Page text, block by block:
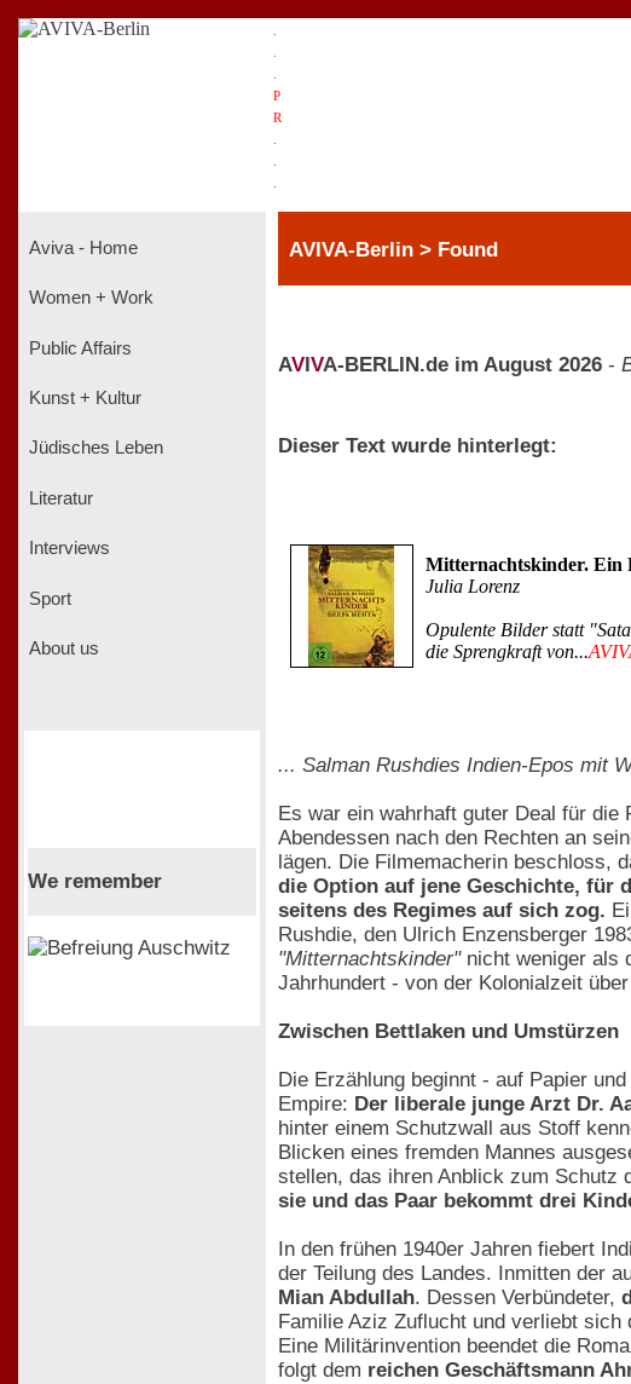
P
R
Aviva - Home
Women + Work
Public Affairs
Kunst + Kultur
Jüdisches Leben
Literatur
Interviews
Sport
About us
We remember
AVIVA-Berlin > Found
AV VA-BERLIN.de im August 2026 -
Dieser Text wurde hinterlegt:
Mitternachtskinder. Ein
Julia Lorenz
Opulente Bilder statt
die Sprengkraft von...
... Salman Rushdies Indien-Epos mit
Es war ein wahrhaft guter Deal für die
Abendessen nach den Rechten an
lägen. Die Filmemacherin beschloss,
die Option auf jene Geschichte, für
seitens des Regimes auf sich zog.
Rushdie, den Ulrich Enzensberger
"Mitternachtskinder"nicht weniger als
Jahrhundert - von der Kolonialzeit
Zwischen Bettlaken und Umstürzen
Die Erzählung beginnt - auf Papier
Empire: Der liberale junge Arzt Dr.
hinter einem Schutzwall aus Stoff
Blicken eines fremden Mannes
stellen, das ihren Anblick zum Schutz
sie und das Paar bekommt drei
In den frühen 1940er Jahren fiebert
der Teilung des Landes. Inmitten der
Mian Abdullah. Dessen Verbündeter,
Familie Aziz Zuflucht und verliebt sich
Eine Militärinvention beendet die
folgt dem reichen Geschäftsmann